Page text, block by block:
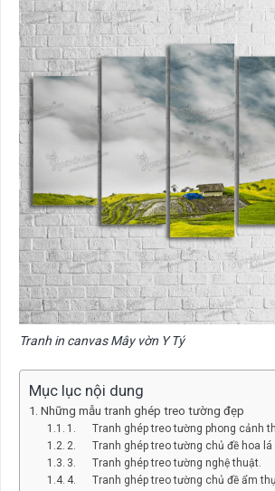
Tranh in canvas Mây vờn Y Tý
Mục lục nội dung
Những mẫu tranh ghép treo tường đẹp
1. Tranh ghép treo tường phong cảnh
2. Tranh ghép treo tường chủ đề hoa lá
3. Tranh ghép treo tường nghệ thuật.
4. Tranh ghép treo tường chủ đề ẩm